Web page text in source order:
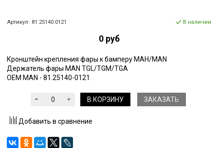
Артикул: 81.25140.0121 В наличии
0 руб
Кронштейн крепления фары к бамперу МАН/MAN
Держатель фары MAN TGL/TGM/TGA
OEM MAN - 81.25140-0121
В КОРЗИНУ ЗАКАЗАТЬ
Добавить в сравнение